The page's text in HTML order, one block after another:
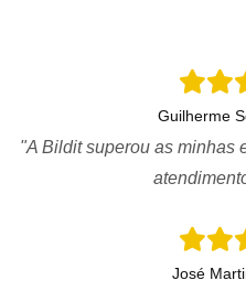
Guilherme
"A Bildit superou as minhas
José